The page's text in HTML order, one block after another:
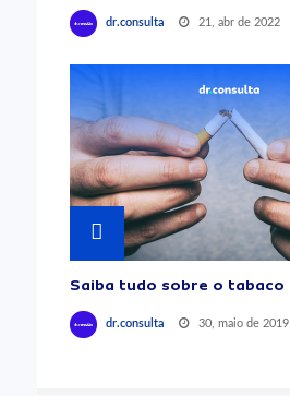
dr.consulta 21, abr de 2022
Saiba tudo sobre o tabaco
dr.consulta 30, maio de 2019